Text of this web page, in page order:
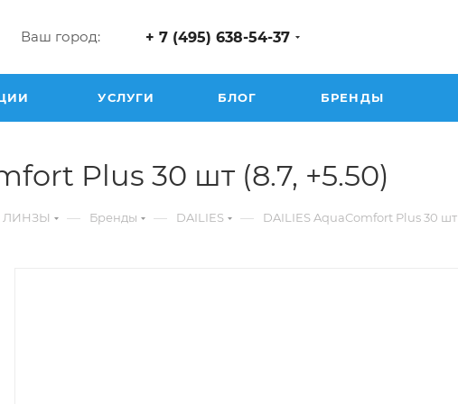
Ваш город: + 7 (495) 638-54-37
УСЛУГИ БЛОГ БРЕНДЫ
Plus 30 шт (8.7, +5.50)
ЛИНЗЫ — Бренды — DAILIES — DAILIES AquaComfort Plus 30 шт